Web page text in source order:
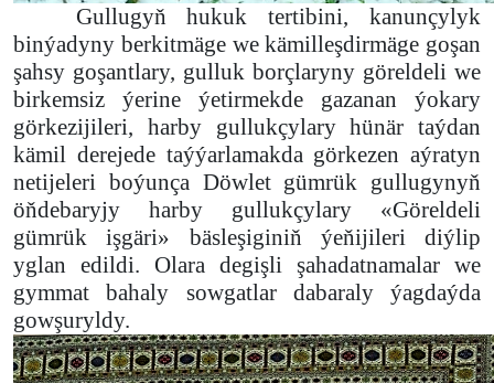
Gullugyň hukuk tertibini, kanunçylyk
binýadyny berkitmäge we kämilleşdirmäge goşan
şahsy goşantlary, gulluk borçlaryny göreldeli we
birkemsiz ýerine ýetirmekde gazanan ýokary
görkezijileri, harby gullukçylary hünär taýdan
kämil derejede taýýarlamakda görkezen aýratyn
netijeleri boýunça Döwlet gümrük gullugynyň
öňdebaryjy harby gullukçylary «Göreldeli
gümrük işgäri» bäsleşiginiň ýeňijileri diýlip
yglan edildi. Olara degişli şahadatnamalar we
gymmat bahaly sowgatlar dabaraly ýagdaýda
gowşuryldy.